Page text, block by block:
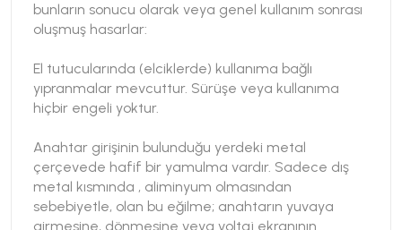
bunların sonucu olarak veya genel kullanım sonrası
oluşmuş hasarlar:
El tutucularında (elciklerde) kullanıma bağlı
yıpranmalar mevcuttur. Sürüşe veya kullanıma
hiçbir engeli yoktur.
Anahtar girişinin bulunduğu yerdeki metal
çerçevede hafif bir yamulma vardır. Sadece dış
metal kısmında , aliminyum olmasından
sebebiyetle, olan bu eğilme; anahtarın yuvaya
girmesine, dönmesine veya voltaj ekranının